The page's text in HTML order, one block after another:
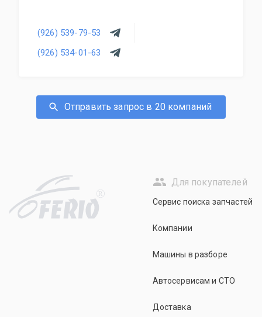
(926) 539-79-53
(926) 534-01-63
Отправить запрос в 20 компаний
R
Для покупателей
Сервис поиска запчастей
Компании
Машины в разборе
Автосервисам и СТО
Доставка